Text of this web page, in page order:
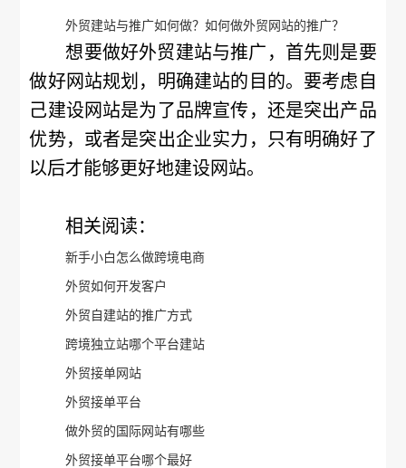
外贸建站与推广如何做？如何做外贸网站的推广？
想要做好外贸建站与推广，首先则是要
做好网站规划，明确建站的目的。要考虑自
己建设网站是为了品牌宣传，还是突出产品
优势，或者是突出企业实力，只有明确好了
以后才能够更好地建设网站。
相关阅读：
新手小白怎么做跨境电商
外贸如何开发客户
外贸自建站的推广方式
跨境独立站哪个平台建站
外贸接单网站
外贸接单平台
做外贸的国际网站有哪些
外贸接单平台哪个最好